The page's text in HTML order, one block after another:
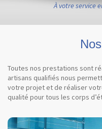
À votre service
Nos
Toutes nos prestations sont
artisans qualifiés nous
votre projet et de réaliser
qualité pour tous les corps